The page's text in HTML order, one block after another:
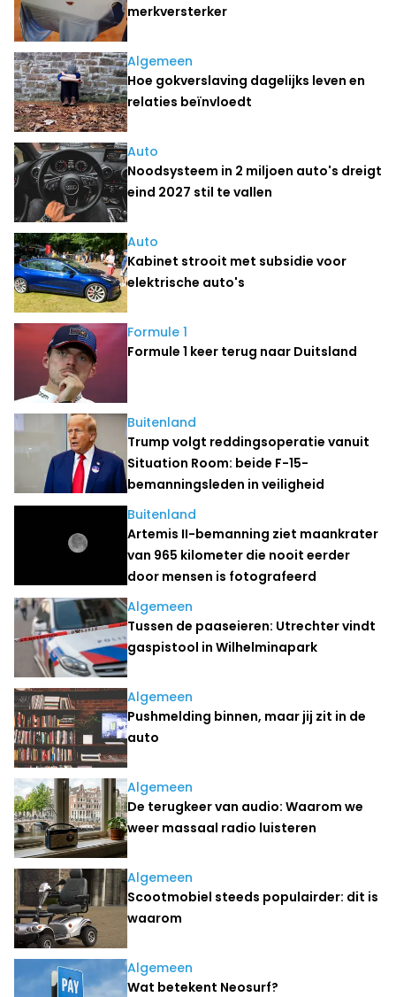
merkversterker
Algemeen
Hoe gokverslaving dagelijks leven en
relaties beïnvloedt
Auto
Noodsysteem in 2 miljoen auto's dreigt
eind 2027 stil te vallen
Auto
Kabinet strooit met subsidie voor
elektrische auto's
Formule 1
Formule 1 keer terug naar Duitsland
Buitenland
Trump volgt reddingsoperatie vanuit
Situation Room: beide F-15-
bemanningsleden in veiligheid
Buitenland
Artemis II-bemanning ziet maankrater
van 965 kilometer die nooit eerder
door mensen is fotografeerd
Algemeen
Tussen de paaseieren: Utrechter vindt
gaspistool in Wilhelminapark
Algemeen
Pushmelding binnen, maar jij zit in de
auto
Algemeen
De terugkeer van audio: Waarom we
weer massaal radio luisteren
Algemeen
Scootmobiel steeds populairder: dit is
waarom
Algemeen
Wat betekent Neosurf?